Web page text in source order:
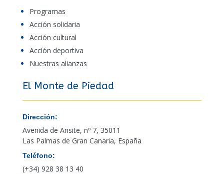
Programas
Acción solidaria
Acción cultural
Acción deportiva
Nuestras alianzas
El Monte de Piedad
Dirección:
Avenida de Ansite, nº 7, 35011
Las Palmas de Gran Canaria, España
Teléfono:
(+34) 928 38 13 40